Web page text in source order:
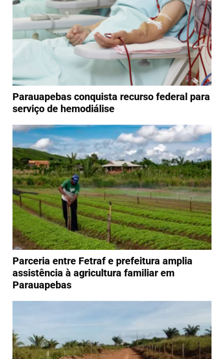
Parauapebas conquista recurso federal para
serviço de hemodiálise
Parceria entre Fetraf e prefeitura amplia
assistência à agricultura familiar em
Parauapebas